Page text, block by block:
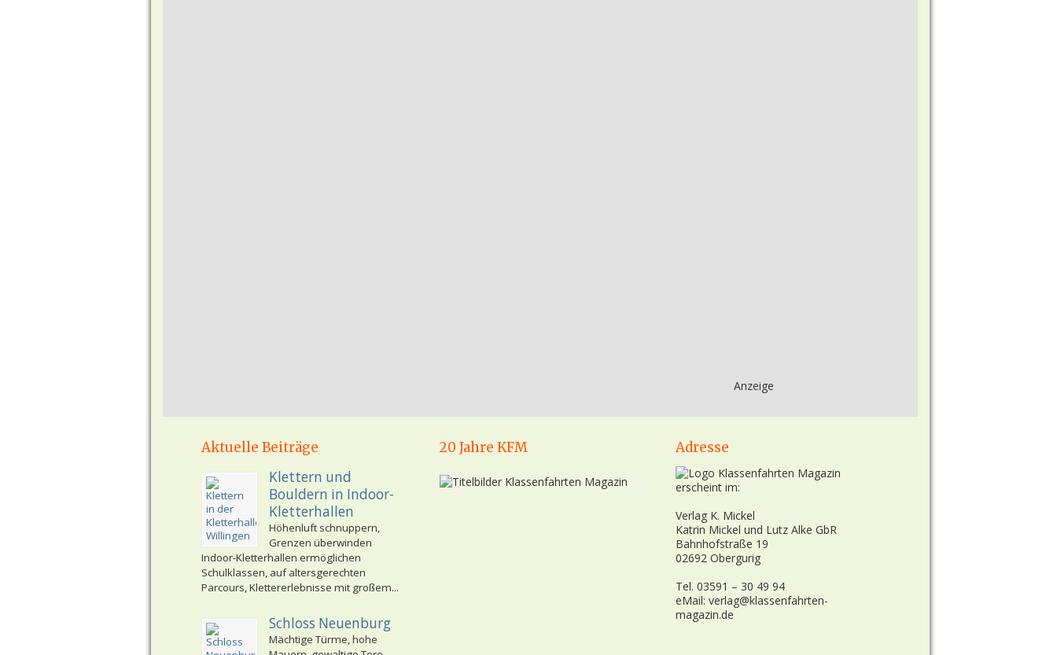
Anzeige
Aktuelle Beiträge
Klettern und
Bouldern in Indoor-
Kletterhallen
Höhenluft schnuppern,
Grenzen überwinden
Indoor-Kletterhallen ermöglichen
Schulklassen, auf altersgerechten
Parcours, Klettererlebnisse mit großem...
Schloss Neuenburg
Mächtige Türme, hohe
20 Jahre KFM Adresse
erscheint im:
Verlag K. Mickel
Katrin Mickel und Lutz Alke GbR
Bahnhofstraße 19
02692 Obergurig
Tel. 03591 – 30 49 94
eMail: verlag@klassenfahrten-
magazin.de